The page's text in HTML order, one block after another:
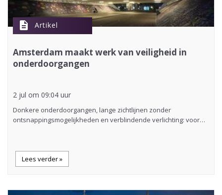
description Artikel
Amsterdam maakt werk van veiligheid in
onderdoorgangen
2 jul om 09:04 uur
Donkere onderdoorgangen, lange zichtlijnen zonder
ontsnappingsmogelijkheden en verblindende verlichting: voor…
Lees verder »